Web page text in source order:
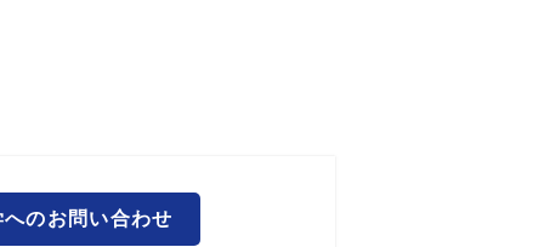
へのお問い合わせ